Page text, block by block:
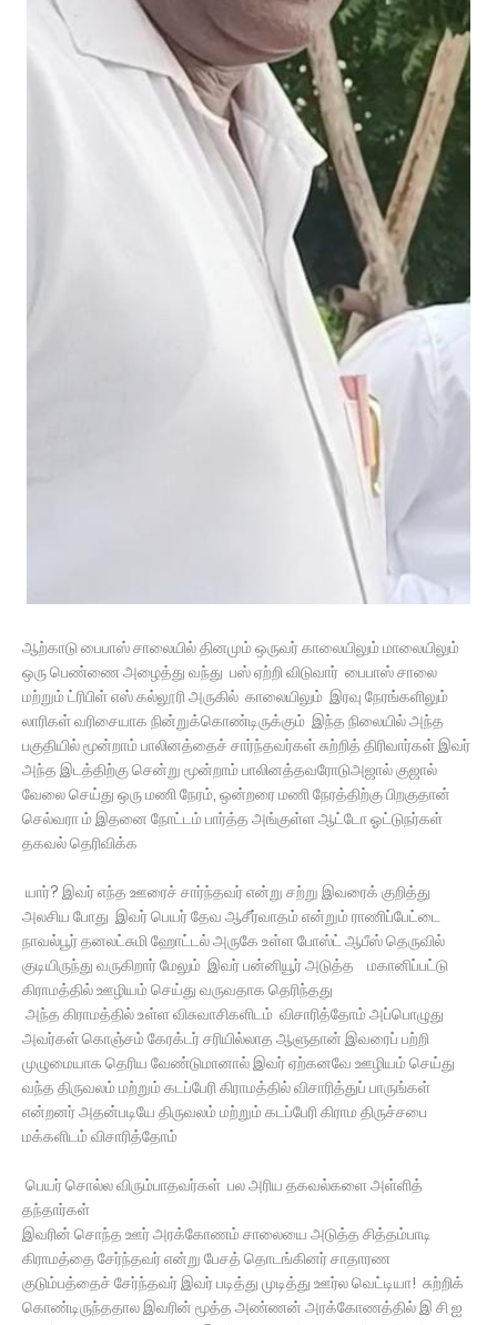
ஆற்காடு பைபாஸ் சாலையில் தினமும் ஒருவர் காலையிலும் மாலையிலும்
ஒரு பெண்ணை அழைத்து வந்து பஸ் ஏற்றி விடுவார் பைபாஸ் சாலை
மற்றும் ட்ரிபிள் எஸ் கல்லூரி அருகில் காலையிலும் இரவு நேரங்களிலும்
லாரிகள் வரிசையாக நின்றுக்கொண்டிருக்கும் இந்த நிலையில் அந்த
பகுதியில் மூன்றாம் பாலினத்தைச் சார்ந்தவர்கள் சுற்றித் திரிவார்கள் இவர்
அந்த இடத்திற்கு சென்று மூன்றாம் பாலினத்தவரோடுஅஜால் குஜால்
வேலை செய்து ஒரு மணி நேரம், ஒன்றரை மணி நேரத்திற்கு பிறகுதான்
செல்வரா ம் இதனை நோட்டம் பார்த்த அங்குள்ள ஆட்டோ ஓட்டுநர்கள்
தகவல் தெரிவிக்க
யார்? இவர் எந்த ஊரைச் சார்ந்தவர் என்று சற்று இவரைக் குறித்து
அலசிய போது இவர் பெயர் தேவ ஆசீர்வாதம் என்றும் ராணிப்பேட்டை
நாவல்பூர் தனலட்சுமி ஹோட்டல் அருகே உள்ள போஸ்ட் ஆபீஸ் தெருவில்
குடியிருந்து வருகிறார் மேலும் இவர் பன்னியூர் அடுத்த மகானிப்பட்டு
கிராமத்தில் ஊழியம் செய்து வருவதாக தெரிந்தது
அந்த கிராமத்தில் உள்ள விசுவாசிகளிடம் விசாரித்தோம் அப்பொழுது
அவர்கள் கொஞ்சம் கேரக்டர் சரியில்லாத ஆளுதான் இவரைப் பற்றி
முழுமையாக தெரிய வேண்டுமானால் இவர் ஏற்கனவே ஊழியம் செய்து
வந்த திருவலம் மற்றும் கடப்பேரி கிராமத்தில் விசாரித்துப் பாருங்கள்
என்றனர் அதன்படியே திருவலம் மற்றும் கடப்பேரி கிராம திருச்சபை
மக்களிடம் விசாரித்தோம்
பெயர் சொல்ல விரும்பாதவர்கள் பல அரிய தகவல்களை அள்ளித்
தந்தார்கள்
இவரின் சொந்த ஊர் அரக்கோணம் சாலையை அடுத்த சித்தம்பாடி
கிராமத்தை சேர்ந்தவர் என்று பேசத் தொடங்கினர் சாதாரண
குடும்பத்தைச் சேர்ந்தவர் இவர் படித்து முடித்து ஊர்ல வெட்டியா! சுற்றிக்
கொண்டிருந்ததால இவரின் மூத்த அண்ணன் அரக்கோணத்தில் இ சி ஐ